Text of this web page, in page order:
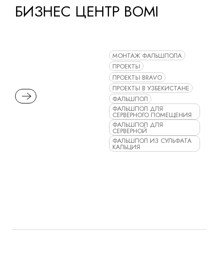
БИЗНЕС ЦЕНТР BOMI
READ MORE
МОНТАЖ ФАЛЬШПОЛА
ПРОЕКТЫ
ПРОЕКТЫ BRAVO
ПРОЕКТЫ В УЗБЕКИСТАНЕ
ФАЛЬШПОЛ
ФАЛЬШПОЛ ДЛЯ
СЕРВЕРНОГО ПОМЕЩЕНИЯ
ФАЛЬШПОЛ ДЛЯ
СЕРВЕРНОЙ
ФАЛЬШПОЛ ИЗ СУЛЬФАТА
КАЛЬЦИЯ